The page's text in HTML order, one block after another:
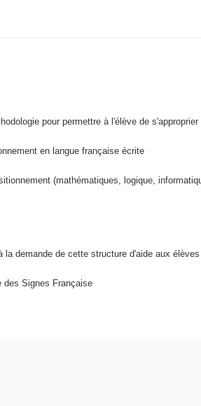
pour permettre à l'élève de
en langue française écrite
(mathématiques, logique,
demande de cette structure d'aide aux
des Signes Française